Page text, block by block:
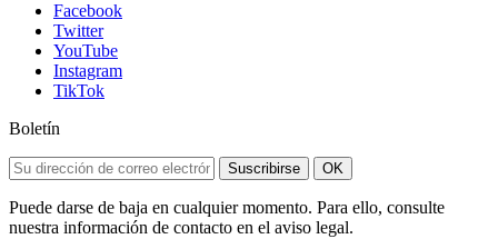
Facebook
Twitter
YouTube
Instagram
TikTok
Boletín
Suscribirse OK
Puede darse de baja en cualquier momento. Para ello, consulte
nuestra información de contacto en el aviso legal.